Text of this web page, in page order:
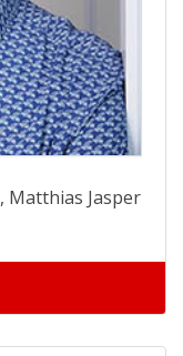
Matthias Jasper